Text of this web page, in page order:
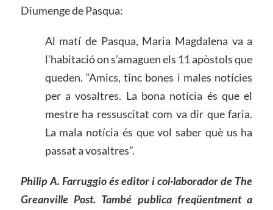
Diumenge de Pasqua:
Al matí de Pasqua, Maria Magdalena va a
l’habitació on s’amaguen els 11 apòstols que
queden. “Amics, tinc bones i males notícies
per a vosaltres. La bona notícia és que el
mestre ha ressuscitat com va dir que faria.
La mala notícia és que vol saber què us ha
passat a vosaltres”.
Philip A. Farruggio és editor i col·laborador de The
Greanville Post. També publica freqüentment a